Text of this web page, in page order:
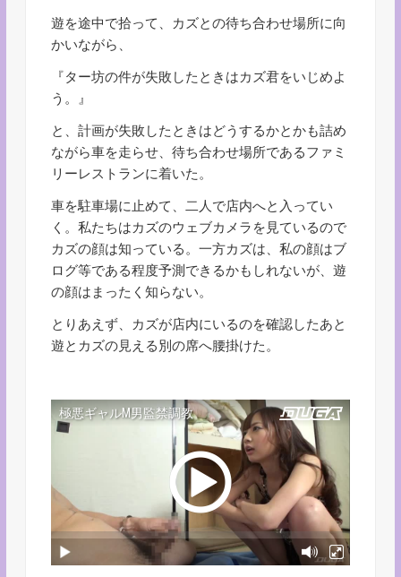
遊を途中で拾って、カズとの待ち合わせ場所に向
かいながら、
『ター坊の件が失敗したときはカズ君をいじめよ
う。』
と、計画が失敗したときはどうするかとかも詰め
ながら車を走らせ、待ち合わせ場所であるファミ
リーレストランに着いた。
車を駐車場に止めて、二人で店内へと入ってい
く。私たちはカズのウェブカメラを見ているので
カズの顔は知っている。一方カズは、私の顔はブ
ログ等である程度予測できるかもしれないが、遊
の顔はまったく知らない。
とりあえず、カズが店内にいるのを確認したあと
遊とカズの見える別の席へ腰掛けた。